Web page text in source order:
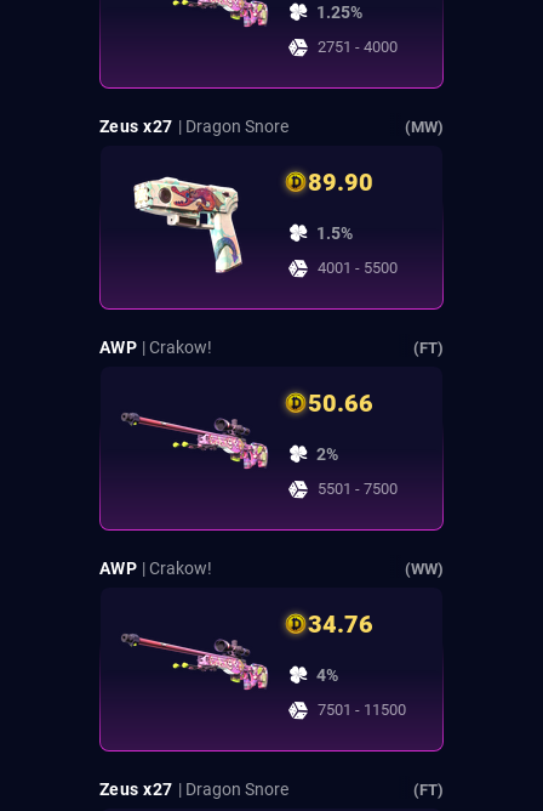
1.25%
2751 - 4000
Zeus x27 | Dragon Snore (MW)
89.90
1.5%
4001 - 5500
AWP | Crakow! (FT)
50.66
2%
5501 - 7500
AWP | Crakow! (WW)
34.76
4%
7501 - 11500
Zeus x27 | Dragon Snore (FT)